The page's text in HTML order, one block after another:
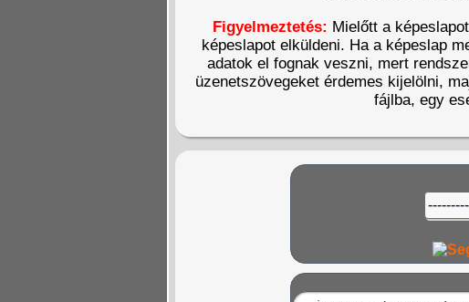
Figyelmeztetés: Mielőtt a
képeslapot elküldeni. Ha a képeslap
adatok el fognak veszni, mert
üzenetszövegeket érdemes kijelölni,
fájlba, egy